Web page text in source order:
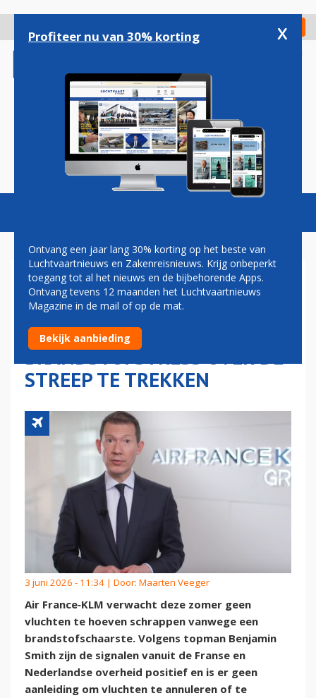
gaan
Check in
Magazine Podcasts Vacatures
TICKETS BIJ AIR FRANCE-KLM
GRATIS TE WIJZIGEN OM
KLANTEN MET
BRANDSTOFSTRESS OVER DE
STREEP TE TREKKEN
3 juni 2026 - 11:34 | Door: Maarten Veeger
Air France‑KLM verwacht deze zomer geen
vluchten te hoeven schrappen vanwege een
brandstofschaarste. Volgens topman Benjamin
Smith zijn de signalen vanuit de Franse en
Nederlandse overheid positief en is er geen
aanleiding om vluchten te annuleren of te
Profiteer nu van 30% korting x
Ontvang een jaar lang 30% korting op het beste van
Luchtvaartnieuws en Zakenreisnieuws. Krijg onbeperkt
toegang tot al het nieuws en de bijbehorende Apps.
Ontvang tevens 12 maanden het Luchtvaartnieuws
Magazine in de mail of op de mat.
Bekijk aanbieding